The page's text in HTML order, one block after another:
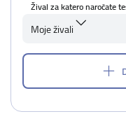
Žival za katero naročate
Moje živali